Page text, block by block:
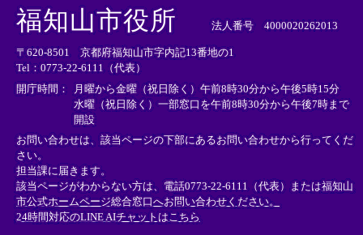
外
部
リ
ン
ク
＞
外
リ
ン
ク
＞
外
部
ン
ク
＞
福知山市役所 法人番号 4000020262013
〒620-8501 京都府福知山市字内記13番地の1
Tel：0773-22-6111（代表）
開庁時間：
月曜から金曜（祝日除く）午前8時30分から午後5時15分
水曜（祝日除く）一部窓口を午前8時30分から午後7時まで
開設
お問い合わせは、該当ページの下部にあるお問い合わせから行ってくだ
さい。
担当課に届きます。
該当ページがわからない方は、電話0773-22-6111（代表）または福知山
市公式ホームページ総合窓口へお問い合わせください。
24時間対応のLINE AIチャットはこちら